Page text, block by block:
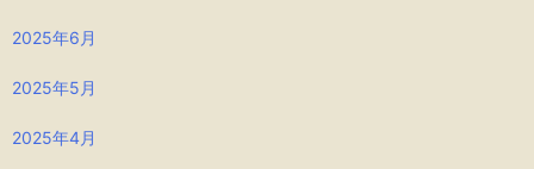
2025年6月
2025年5月
2025年4月